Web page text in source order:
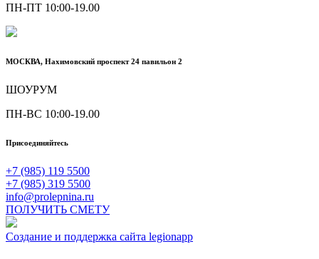
ПН-ПТ 10:00-19.00
МОСКВА, Нахимовский проспект 24 павильон 2
ШОУРУМ
ПН-ВС 10:00-19.00
Присоединяйтесь
+7 (985) 119 5500
+7 (985) 319 5500
info@prolepnina.ru
ПОЛУЧИТЬ СМЕТУ
Создание и поддержка сайта legionapp